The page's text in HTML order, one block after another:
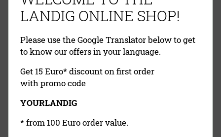
LANDIG ONLINE SHOP!
Please use the Google Translator below to get
to know our offers in your language.
Get 15 Euro* discount on first order
with promo code
YOURLANDIG
* from 100 Euro order value.